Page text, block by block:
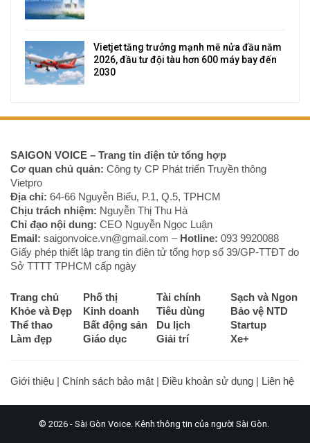
Vietjet tăng trưởng mạnh mẽ nửa đầu năm
2026, đầu tư đội tàu hơn 600 máy bay đến
2030
SAIGON VOICE – Trang tin điện tử tổng hợp
Cơ quan chủ quản: Công ty CP Phát triển Truyền thông
Vietpro
Địa chỉ: 64-66 Nguyễn Biểu, P.1, Q.5, TPHCM
Chịu trách nhiệm: Nguyễn Thị Thu Hà
Chỉ đạo nội dung: CEO Nguyễn Ngọc Luận
Email: saigonvoice.vn@gmail.com – Hotline: 093 9920088‬
Giấy phép thiết lập trang tin điện tử tổng hợp số 39/GP-TTĐT do
Sở TTTT TPHCM cấp ngày
Trang chủ Phố thị Tài chính
Sạch và Ngon
Khỏe và Đẹp
Kinh doanh Tiêu dùng
Bảo vệ NTD
Thể thao
Bất động sản Du lịch
Startup
Làm đẹp
Giáo dục Giải trí Xe+
Giới thiệu | Chính sách bảo mật | Điều khoản sử dụng | Liên hệ
© 2026 - Sài Gòn Voice. Kênh thông tin của người Sài Gòn.